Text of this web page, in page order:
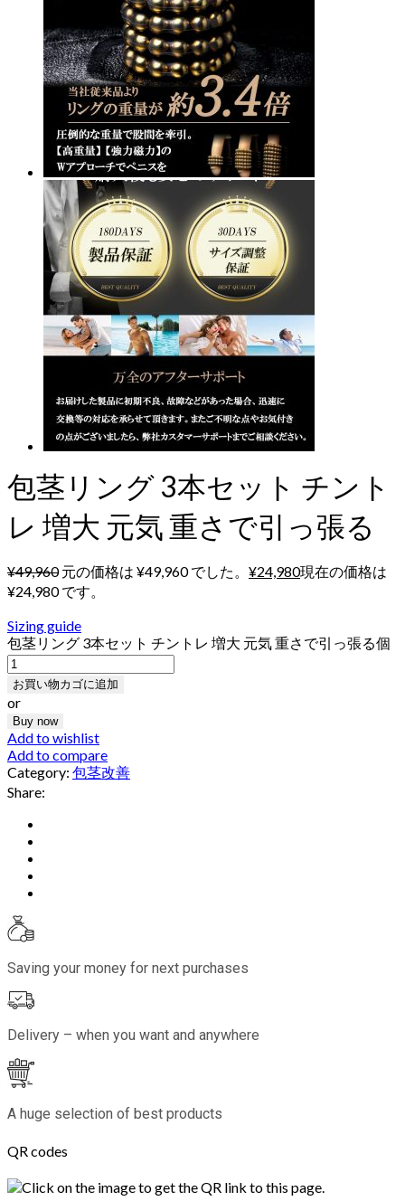
包茎リング 3本セット チント
レ 増大 元気 重さで引っ張る
¥49,960 元の価格は ¥49,960 でした。 ¥24,980現在の価格は
¥24,980 です。
Sizing guide
包茎リング 3本セット チントレ 増大 元気 重さで引っ張る個
お買い物カゴに追加
or
Buy now
Add to wishlist
Add to compare
Category: 包茎改善
Share:
Saving your money for next purchases
Delivery – when you want and anywhere
A huge selection of best products
QR codes
Click on the image to get the QR link to this page.